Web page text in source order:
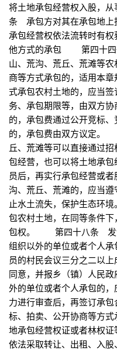
将土地承包经营权入股
条 承包方对其在承包地上
承包经营权依法流转时
他方式的承包 第四十四
山、荒沟、荒丘、荒滩等
商等方式承包的，适用
式承包农村土地的，应当
务、承包期限等，由双方
的，承包费通过公开竞标
的，承包费由双方议定
丘、荒滩等可以直接通过
包经营，也可以将土地承
员后，再实行承包经营
沟、荒丘、荒滩的，应当
止水土流失，保护生态
包农村土地，在同等条件
包权。 第四十八条 发包
组织以外的单位或者个人
员的村民会议三分之二以
同意，并报乡（镇）人
外的单位或者个人承包的
力进行审查后，再签订
标、拍卖、公开协商等方
地承包经营权证或者林权
依法采取转让、出租、